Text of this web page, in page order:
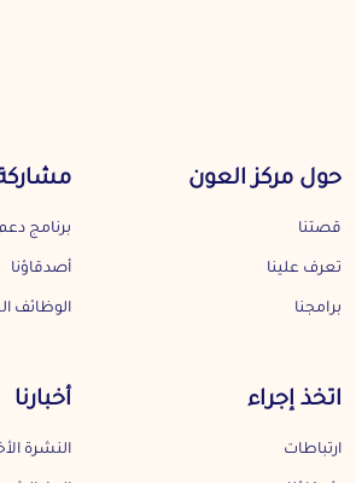
حول مركز العون
قصتنا
تعرف علينا
برامجنا
برنامج
أصدقاؤنا
الوظائف
اتخذ إجراء
ارتباطات
أخبارنا
النشرة